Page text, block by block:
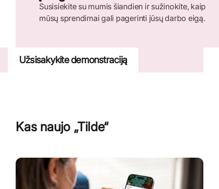
Susisiekite su mumis šiandien ir sužinokite, kaip
mūsų sprendimai gali pagerinti jūsų darbo eigą.
Užsisakykite demonstraciją
Kas naujo „Tilde“